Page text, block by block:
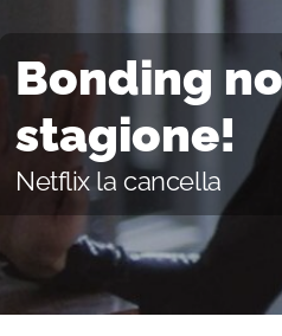
Bonding
stagione!
Netflix la cancella